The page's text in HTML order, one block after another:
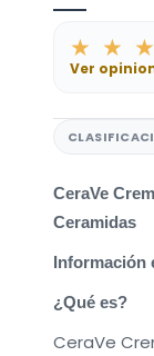
★ ★
Ver
CeraVe
Ceramidas
Información
¿Qué es?
CeraVe